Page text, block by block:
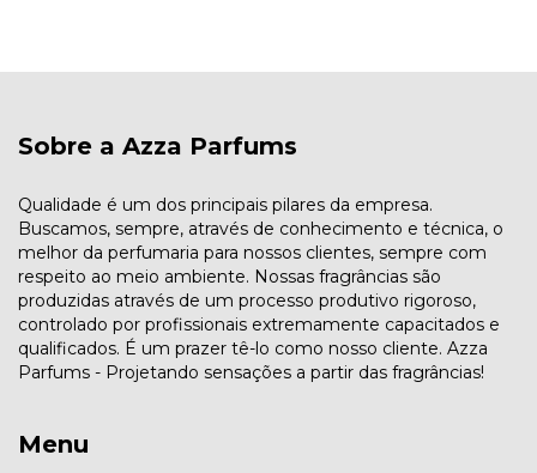
Sobre a Azza Parfums
Qualidade é um dos principais pilares da empresa.
Buscamos, sempre, através de conhecimento e técnica, o
melhor da perfumaria para nossos clientes, sempre com
respeito ao meio ambiente. Nossas fragrâncias são
produzidas através de um processo produtivo rigoroso,
controlado por profissionais extremamente capacitados e
qualificados. É um prazer tê-lo como nosso cliente. Azza
Parfums - Projetando sensações a partir das fragrâncias!
Menu